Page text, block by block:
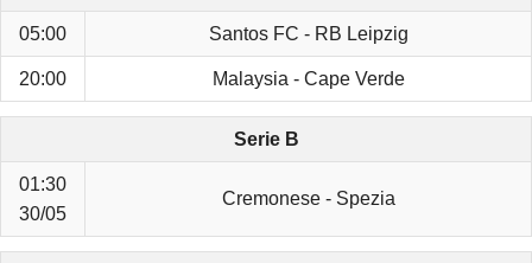
05:00 Santos FC - RB Leipzig
20:00 Malaysia - Cape Verde
Serie B
01:30
30/05
Cremonese - Spezia